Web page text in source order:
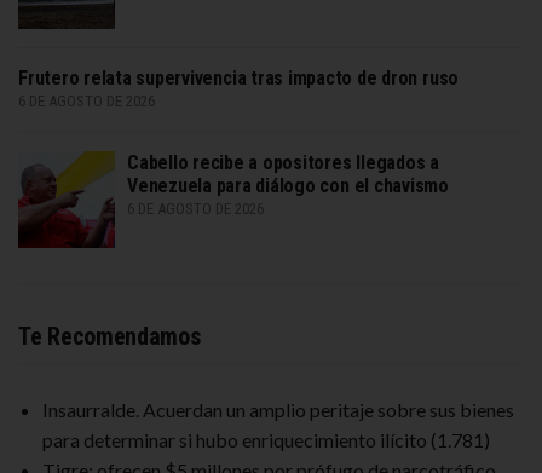
Frutero relata supervivencia tras impacto de dron ruso
6 DE AGOSTO DE 2026
Cabello recibe a opositores llegados a
Venezuela para diálogo con el chavismo
6 DE AGOSTO DE 2026
Te Recomendamos
Insaurralde. Acuerdan un amplio peritaje sobre sus bienes
para determinar si hubo enriquecimiento ilícito (1.781)